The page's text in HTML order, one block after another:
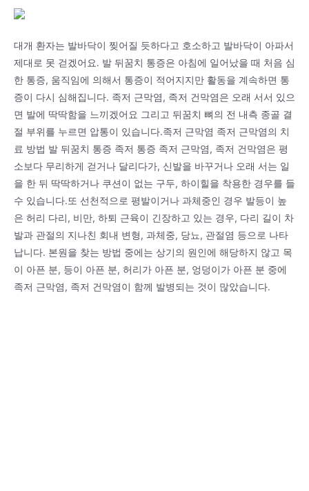
대개 환자는 발바닥이 찢어질 듯하다고 호소하고 발바닥이 아파서
제대로 못 걷겠어요. 발 뒤꿈치 통증은 아침에 일어났을 때 처음 심
한 통증, 움직임에 의해서 통증이 적어지지만 활동을 계속하면 통
증이 다시 심해집니다. 족저 근막염, 족저 건막염은 오래 서서 있으
면 발에 딱딱함을 느끼겠어요 그리고 뒤꿈치 뼈의 전 내측 종골 결
절 부위를 누르면 압통이 있습니다.족저 근막염 족저 근막염의 치
료 방법 발 뒤꿈치 통증 족저 통증 족저 근막염, 족저 건막염은 평
소보다 무리하게 걷거나 달리다가, 신발을 바꾸거나 오래 서는 일
을 한 뒤 딱딱하거나 쿠션이 없는 구두, 하이힐을 착용한 경우를 들
수 있습니다.또 선천적으로 평발이거나 과체중인 경우 발등이 높
은 허리 다리, 비만, 하퇴 근육이 긴장하고 있는 경우, 다리 길이 차
발과 관절의 지나친 회내 변형, 과체중, 당뇨, 관절염 등으로 나타
납니다. 본원을 찾는 방법 중에는 상기의 원인에 해당하지 않고 목
이 아픈 분, 등이 아픈 분, 허리가 아픈 분, 엉덩이가 아픈 분 중에
족저 근막염, 족저 건막염이 함께 발병되는 것이 많았습니다.